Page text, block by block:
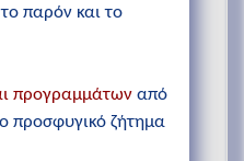
παρόν και το
προγραμμάτων από
προσφυγικό ζήτημα